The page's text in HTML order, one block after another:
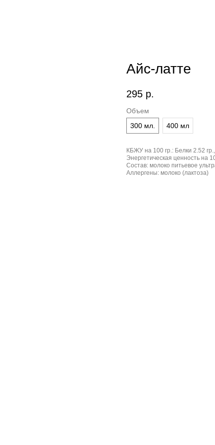
Айс-латте
295 р.
Объем
300 мл.
400 мл
КБЖУ на 100 гр.: Белки 2.52
Энергетическая ценность на
Состав: молоко питьевое
Аллергены: молоко (лактоза)